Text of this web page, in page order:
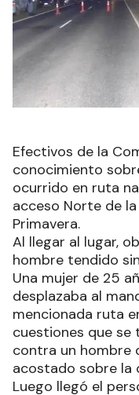
Efectivos de la
conocimiento
ocurrido en ruta
acceso Norte de
Primavera.
Al llegar al lugar,
hombre tendido
Una mujer de 25
desplazaba al
mencionada ruta
cuestiones que
contra un hombre
acostado sobre la
Luego llegó el